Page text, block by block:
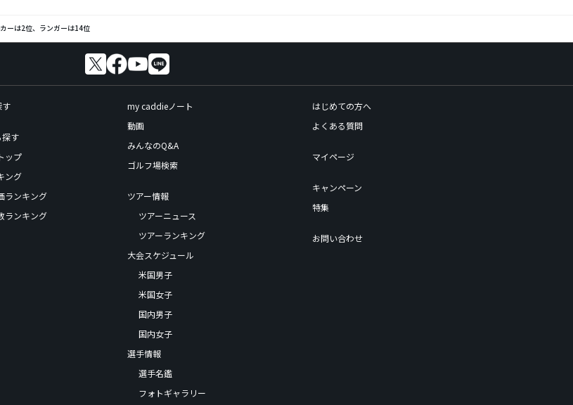
ーは2位、ランガーは14位
す
探す
ップ
ング
ランキング
ランキング
my caddieノート
動画
みんなのQ&A
ゴルフ場検索
ツアー情報
ツアーニュース
ツアーランキング
大会スケジュール
米国男子
米国女子
国内男子
国内女子
選手情報
選手名鑑
フォトギャラリー
はじめての方へ
よくある質問
マイページ
キャンペーン
特集
お問い合わせ